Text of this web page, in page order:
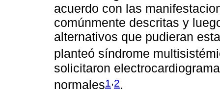
acuerdo con las
comúnmente descritas y
alternativos que pudieran
planteó síndrome
solicitaron
normales1 ,2.